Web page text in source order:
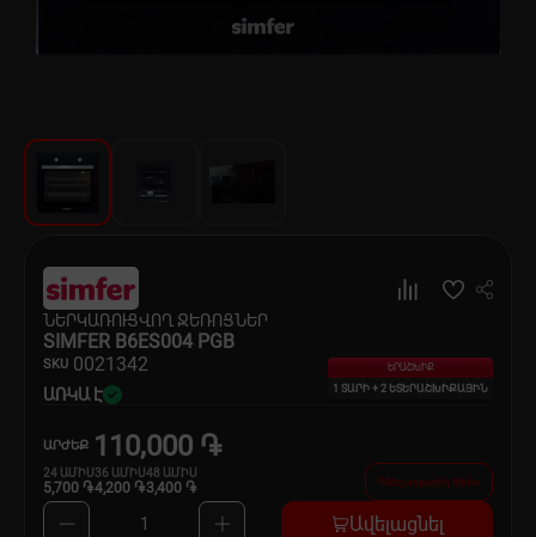
Սպասք
Ինքնագնացներ և ինքնագլորներ
ՆԵՐԿԱՌՈՒՑՎՈՂ ՋԵՌՈՑՆԵՐ
SIMFER B6ES004 PGB
SKU 0021342
ԱՌԿԱ Է
ԵՐԱՇԽԻՔ
1 ՏԱՐԻ + 2 ԵՏԵՐԱՇԽԻՔԱՅԻՆ
ԱՐԺԵՔ 110,000 ֏
24 ԱՄԻՍ
5,700 ֏
36 ԱՄԻՍ
4,200 ֏
48 ԱՄԻՍ
3,400 ֏ Գնել ապառիկ հիմա
1 Ավելացնել